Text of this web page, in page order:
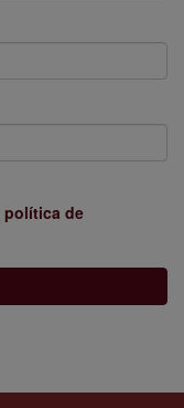
política de